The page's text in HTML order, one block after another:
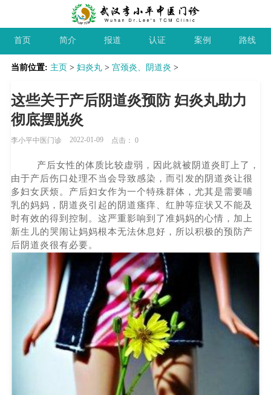
首页 简介 报道 认证 案例 路线
当前位置: 主页> 妇炎丸> 宫颈炎、阴道炎 >
这些关于产后阴道炎预防 妇炎丸助力
彻底摆脱炎
李小平中医门诊 2022-01-09 点击：0
产后女性的体质比较虚弱，因此就被阴道炎盯上了，
由于产后伤口处理不当会导致感染，而引发的阴道炎让很
多妇女厌烦。产后妇女作为一个特殊群体，尤其是需要哺
乳的妈妈，阴道炎引起的阴道瘙痒、红肿等症状又不能及
时有效的得到控制。这严重影响到了准妈妈的心情，加上
新生儿的哭闹让妈妈根本无法休息好，所以积极的预防产
后阴道炎很有必要。